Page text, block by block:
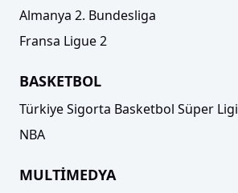
Almanya 2. Bundesliga
Fransa Ligue 2
BASKETBOL
Türkiye Sigorta Basketbol Süper Ligi
NBA
MULTİMEDYA